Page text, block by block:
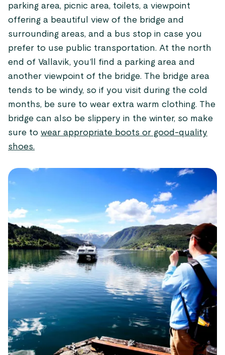
parking area, picnic area, toilets, a viewpoint
offering a beautiful view of the bridge and
surrounding areas, and a bus stop in case you
prefer to use public transportation. At the north
end of Vallavik, you’ll find a parking area and
another viewpoint of the bridge. The bridge area
tends to be windy, so if you visit during the cold
months, be sure to wear extra warm clothing. The
bridge can also be slippery in the winter, so make
sure to wear appropriate boots or good-quality
shoes.